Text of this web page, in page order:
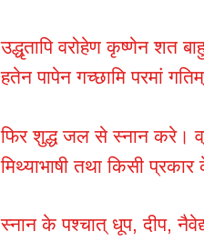
उद्धृतापि वरोहेण कृष्णेन शत
हतेन पापेन गच्छामि परमां
फिर शुद्ध जल से स्नान करे।
मिथ्याभाषी तथा किसी
स्नान के पश्चात् धूप, दीप,